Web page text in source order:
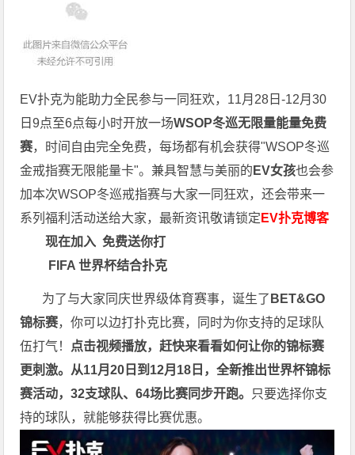
EV扑克为能助力全民参与一同狂欢，11月28日-12月30
日9点至6点每小时开放一场WSOP冬巡无限量能量免费
赛，时间自由完全免费，每场都有机会获得"WSOP冬巡
金戒指赛无限能量卡"。兼具智慧与美丽的 EV女孩也会参
加本次WSOP冬巡戒指赛与大家一同狂欢，还会带来一
系列福利活动送给大家，最新资讯敬请锁定 EV扑克博客
现在加入免费送你打
FIFA 世界杯结合扑克
为了与大家同庆世界级体育赛事，诞生了 BET&GO
锦标赛，你可以边打扑克比赛，同时为你支持的足球队
伍打气！ 点击视频播放，赶快来看看如何让你的锦标赛
更刺激。 从11月20日到12月18日，全新推出世界杯锦标
赛活动，32支球队、64场比赛同步开跑。 只要选择你支
持的球队，就能够获得比赛优惠。